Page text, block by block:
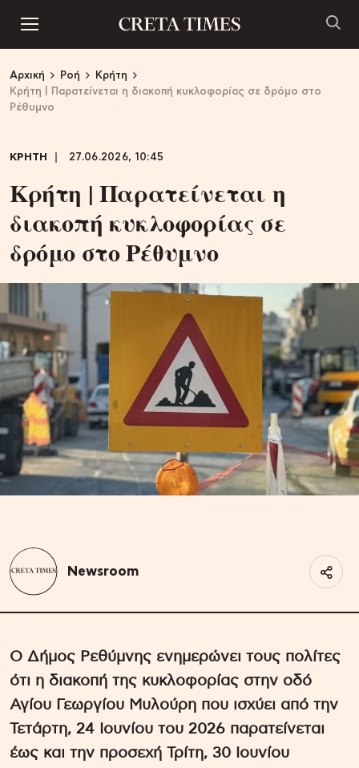
Αρχική Ροή
Κρήτη
Κρήτη | Παρατείνεται η διακοπή κυκλοφορίας σε δρόμο στο
Ρέθυμνο
ΚΡΗΤΗ 27.06.2026, 10:45
Κρήτη | Παρατείνεται η
διακοπή κυκλοφορίας σε
δρόμο στο Ρέθυμνο
Newsroom
Ο Δήμος Ρεθύμνης ενημερώνει τους πολίτες
ότι η διακοπή της κυκλοφορίας στην οδό
Αγίου Γεωργίου Μυλούρη που ισχύει από την
Τετάρτη, 24 Ιουνίου του 2026 παρατείνεται
έως και την προσεχή Τρίτη, 30 Ιουνίου